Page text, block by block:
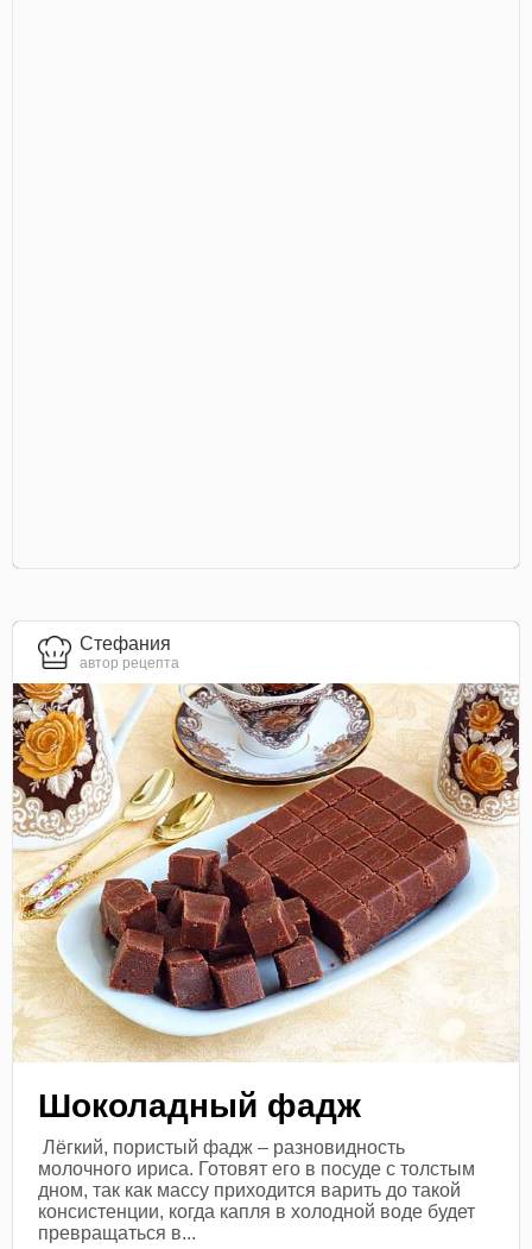
Стефания
автор рецепта
Шоколадный фадж
Лёгкий, пористый фадж – разновидность
молочного ириса. Готовят его в посуде с толстым
дном, так как массу приходится варить до такой
консистенции, когда капля в холодной воде будет
превращаться в...